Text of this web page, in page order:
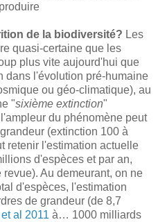
de la biodiversité? Les
quasi-certaine que les
plus vite aujourd'hui que
dans l'évolution pré-humaine
ou géo-climatique), au
"sixième extinction"
du phénomène peut
(extinction 100 à
retenir l'estimation actuelle
d'espèces et par an,
revue). Au demeurant, on ne
d'espèces, l'estimation
de grandeur (de 8,7
al 2011 à… 1000 milliards